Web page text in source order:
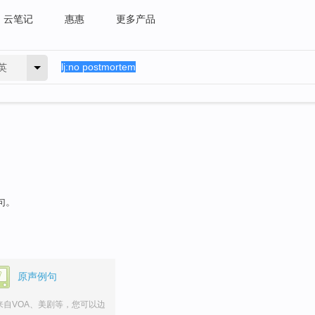
云笔记 惠惠 更多产品
原声例句
自VOA、美剧等，您可以边